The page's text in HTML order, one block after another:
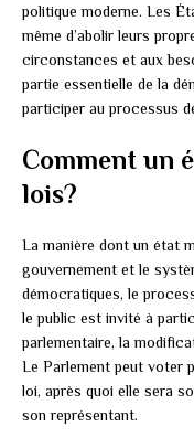
politique moderne. Les
même d’abolir leurs
circonstances et aux
partie essentielle de la
participer au processus
Comment un
lois?
La manière dont un état
gouvernement et le
démocratiques, le
le public est invité à
parlementaire, la
Le Parlement peut voter
loi, après quoi elle sera
son représentant.